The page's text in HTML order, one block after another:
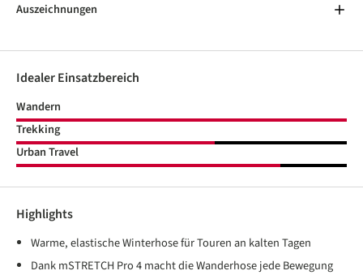
Auszeichnungen
Idealer Einsatzbereich
Wandern
Trekking
Urban Travel
Highlights
Warme, elastische Winterhose für Touren an kalten Tagen
Dank mSTRETCH Pro 4 macht die Wanderhose jede Bewegung